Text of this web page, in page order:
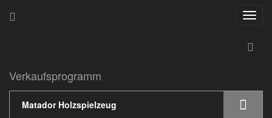
Verkaufsprogramm
Matador Holzspielzeug